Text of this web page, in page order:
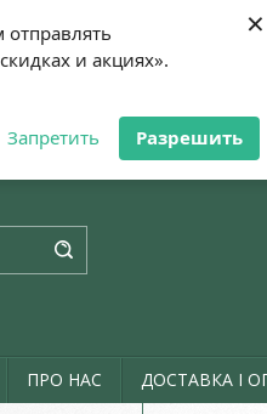
и акциях».
Запретить Разрешить
×
😊 Дякую, що написали нам!
(97) 773-07-72
ПРО НАС ДОСТАВКА І